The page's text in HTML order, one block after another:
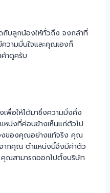
กับลูกน้องให้ทั่วถึง จงกล้าที่
วามมั่นใจและคุณเองก็
าดูครับ
พื่อให้ได้มาซึ่งความมั่งคั่ง
หน่งที่ค่อนข้างเห็นแก่ตัวไป
งของคุณอย่างแท้จริง คุณ
จากคุณ ตำแหน่งนี้จึงมีค่าตัว
คุณสามารถออกไปตั้งบริษัท